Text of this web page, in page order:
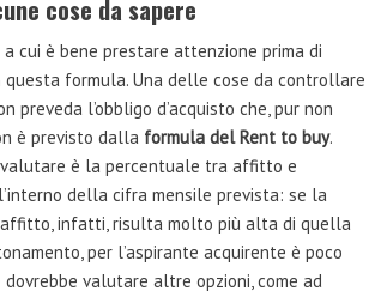
cose da sapere
cui è bene prestare attenzione prima di
questa formula. Una delle cose da controllare
preveda l’obbligo d’acquisto che, pur non
è previsto dalla formula del Rent to buy.
è la percentuale tra affitto e
della cifra mensile prevista: se la
infatti, risulta molto più alta di quella
per l’aspirante acquirente è poco
valutare altre opzioni, come ad